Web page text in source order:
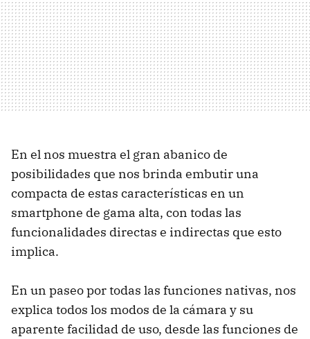
En el nos muestra el gran abanico de
posibilidades que nos brinda embutir una
compacta de estas características en un
smartphone de gama alta, con todas las
funcionalidades directas e indirectas que esto
implica.
En un paseo por todas las funciones nativas, nos
explica todos los modos de la cámara y su
aparente facilidad de uso, desde las funciones de